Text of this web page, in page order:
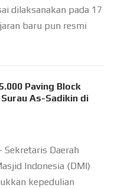
dilaksanakan pada 17
baru pun resmi
Paving Block
As-Sadikin di
Sekretaris Daerah
Indonesia (DMI)
kepedulian